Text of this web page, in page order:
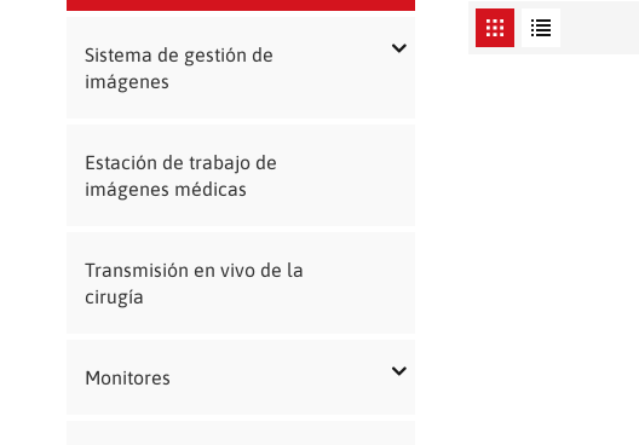
Sistema de gestión de
imágenes
Estación de trabajo de
imágenes médicas
Transmisión en vivo de la
cirugía
Monitores